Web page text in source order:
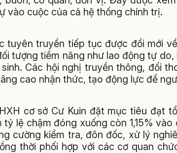
vào cuộc của cả hệ thống chính trị.
tuyên truyền tiếp tục được đổi mới
tượng tiềm năng như lao động tự
Các hội nghị truyền thông, đối
cao nhận thức, tạo động lực để
cơ sở Cư Kuin đặt mục tiêu đạt
tỷ lệ chậm đóng xuống còn 1,15%
cường kiểm tra, đôn đốc, xử lý
thời phối hợp với các cơ quan